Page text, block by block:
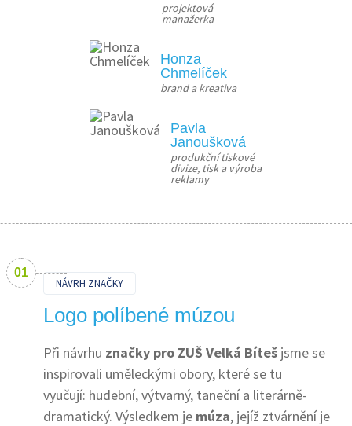
projektová
manažerka
Honza
Chmelíček
brand a kreativa
Pavla
Janoušková
produkční tiskové
divize, tisk a výroba
reklamy
NÁVRH ZNAČKY
Logo políbené múzou
Při návrhu značky pro ZUŠ Velká Bíteš jsme se
inspirovali uměleckými obory, které se tu
vyučují: hudební, výtvarný, taneční a literárně-
dramatický. Výsledkem je múza, jejíž ztvárnění je